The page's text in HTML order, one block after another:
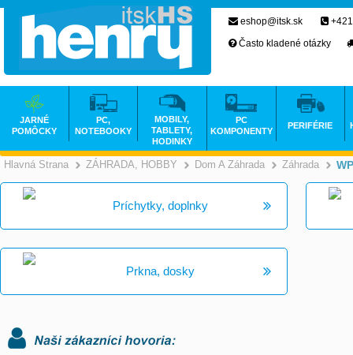
Hlavná Strana >
ZÁHRADA, HOBBY >
Dom A Záhrada Záhrada
Príchytky, doplnky
Prkna, dosky
eshop@itsk.sk
Často kladené otázky
JARNÉ
POMÔCKY
PC,
NOTEBOOKY
MOBILY,
TABLETY,
HODINKY
PC
KOMPONENTY
PERIFÉRIE